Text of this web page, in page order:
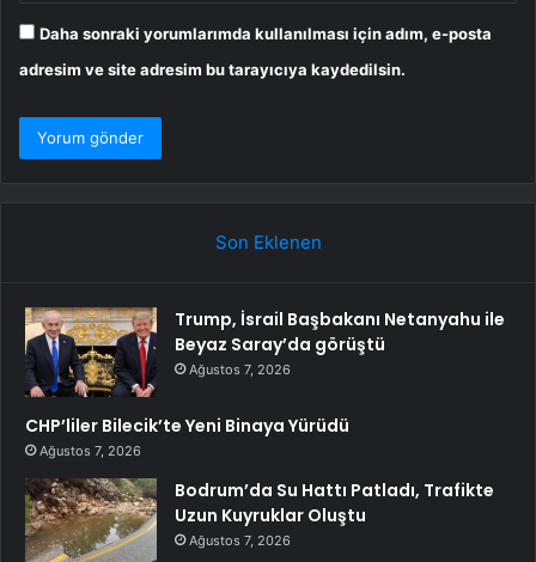
Daha sonraki yorumlarımda kullanılması için adım, e-posta
adresim ve site adresim bu tarayıcıya kaydedilsin.
Son Eklenen
Trump, İsrail Başbakanı Netanyahu ile
Beyaz Saray’da görüştü
Ağustos 7, 2026
CHP’liler Bilecik’te Yeni Binaya Yürüdü
Ağustos 7, 2026
Bodrum’da Su Hattı Patladı, Trafikte
Uzun Kuyruklar Oluştu
Ağustos 7, 2026